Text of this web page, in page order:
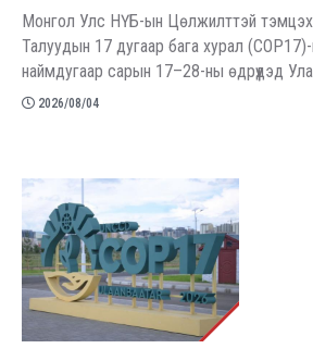
Монгол Улс НҮБ-ын Цөлжилттэй тэмцэх
Талуудын 17 дугаар бага хурал
наймдугаар сарын 17–28-ны өдрүүдэд
2026/08/04